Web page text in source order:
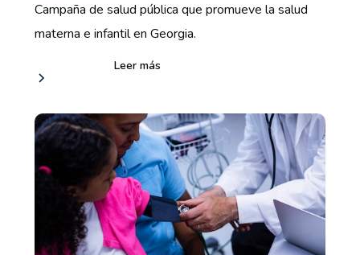
Campaña de salud pública que promueve la salud
materna e infantil en Georgia.
Leer más